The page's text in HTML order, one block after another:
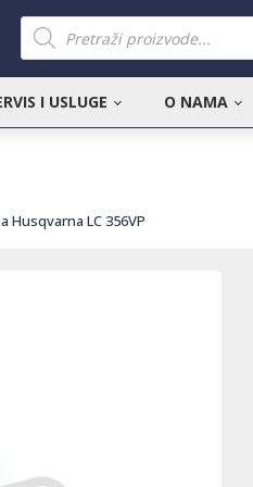
Products
search
I USLUGE O NAMA
Husqvarna LC 356VP